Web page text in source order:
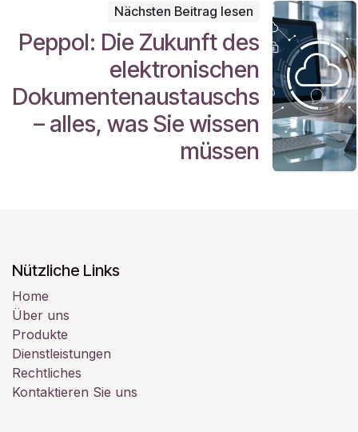
Nächsten Beitrag lesen
Peppol: Die Zukunft des
elektronischen
Dokumentenaustauschs
– alles, was Sie wissen
müssen
Nützliche Links
Home
Über uns
Produkte
Dienstleistungen
Rechtliches
Kontaktieren Sie uns